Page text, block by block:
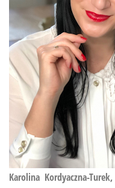
Karolina Kordyaczna-